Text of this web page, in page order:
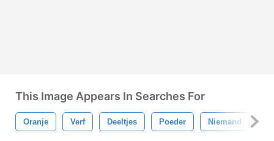
This Image Appears In Searches For
Oranje Verf Deeltjes Poeder Niemand